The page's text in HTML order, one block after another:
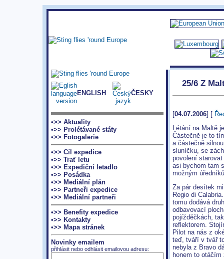
ENGLISH ČESKY
•>> Aktuality
•>> Prolétávané státy
•>> Fotogalerie
•>> Cíl expedice
•>> Trať letu
•>> Expediční letadlo
•>> Posádka
•>> Mediální plán
•>> Partneři expedice
•>> Mediální partneři
•>> Benefity expedice
•>> Kontakty
•>> Mapa stránek
Novinky emailem
přihlásit nebo odhlásit emailovou adresu:
25/6 Z
[04.07.2006] [
Létání na Maltě
Částečně je to
a částečně
sluníčku, se
povolení
asi bychom tam
možným
Za pár desítek
Regio di
tomu dodává
odbavovací
pojížděčkách,
reflektorem.
Pilot na nás z
teď, tváří v tvář
nebyla z Bravo
honem to